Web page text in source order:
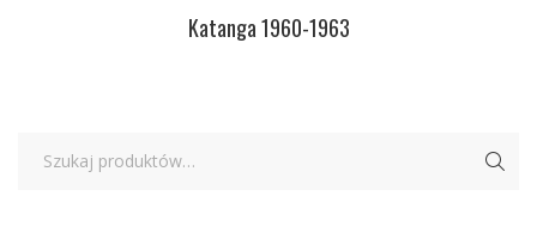
Katanga 1960-1963